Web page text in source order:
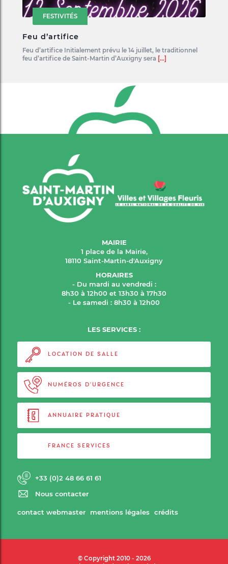
FESTIVITÉS
Feu d’artifice
Feu d’artifice Initialement prévu le 14 juillet, le traditionnel
feu d’artifice de Saint-Martin d’Auxigny sera [...]
MAIRIE
1 place de la Mairie,
18110 Saint-Martin-d'Auxigny
HORAIRES
- Du mardi au vendredi :
8h30 à 12h00 et 13h30 à 17h30
- Le samedi : 8h30 à 12h00
LES SERVICES :
LOCATION DE SALLE
NUMÉROS D'URGENCE
ANNUAIRE PRATIQUE
FRANCE SERVICES
+33 (0)2 48 66 61 61
Nous contacter
contact webmaster mentions légales crédits
© Copyright 2010 - 2026